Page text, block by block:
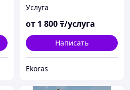
Услуга
от 1 800₸/услуга
Написать
Ekoras